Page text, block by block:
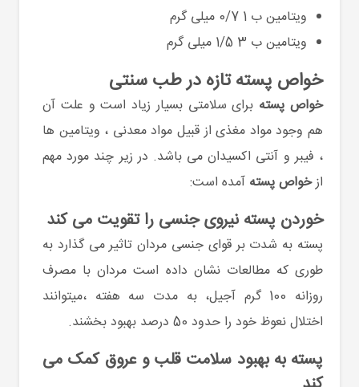
ویتامین ب 1 0/7 میلی گرم
ویتامین ب 3 1/5 میلی گرم
خواص پسته تازه در طب سنتی
خواص پسته برای سلامتی بسیار زیاد است و علت آن
هم وجود مواد مغذی از قبیل مواد معدنی ، ویتامین ها
، فیبر و آنتی اکسیدان می باشد. در زیر چند مورد مهم
ازخواص پسته آمده است:
خوردن پسته نیروی جنسی را تقویت می کند
پسته به شدت بر قوای جنسی مردان تاثیر می گذارد به
طوری که مطالعات نشان داده است مردان با مصرف
روزانه 100 گرم آجیل، به مدت سه هفته ،میتوانند
اختلال نعوظ خود را حدود 50 درصد بهبود بخشند.
پسته به بهبود سلامت قلب و عروق کمک می